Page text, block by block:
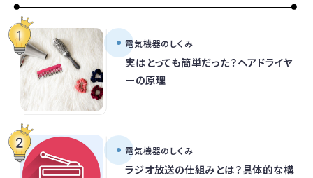
電気機器のしくみ
実はとっても簡単だった？ヘアドライヤ
ーの原理
電気機器のしくみ
ラジオ放送の仕組みとは？具体的な構